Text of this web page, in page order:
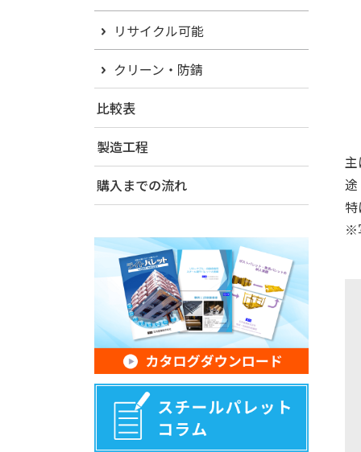
途
※
リサイクル可能
クリーン・防錆
比較表
製造工程
購入までの流れ